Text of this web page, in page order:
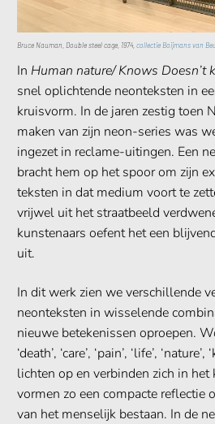
Bruce Nauman, Double steel cage, 1974, collectie Boijmans van
In Human nature/ Knows Doesn’t
snel oplichtende neonteksten in
kruisvorm. In de jaren zestig toen
maken van zijn neon-series was
ingezet in reclame-uitingen. Een
bracht hem op het spoor om zijn
teksten in dat medium voort te
vrijwel uit het straatbeeld
kunstenaars oefent het een
uit.
In dit werk zien we verschillende
neonteksten in wisselende
nieuwe betekenissen oproepen.
‘death’, ‘care’, ‘pain’, ‘life’,
lichten op en verbinden zich in het
vormen zo een compacte reflectie
van het menselijk bestaan. In de